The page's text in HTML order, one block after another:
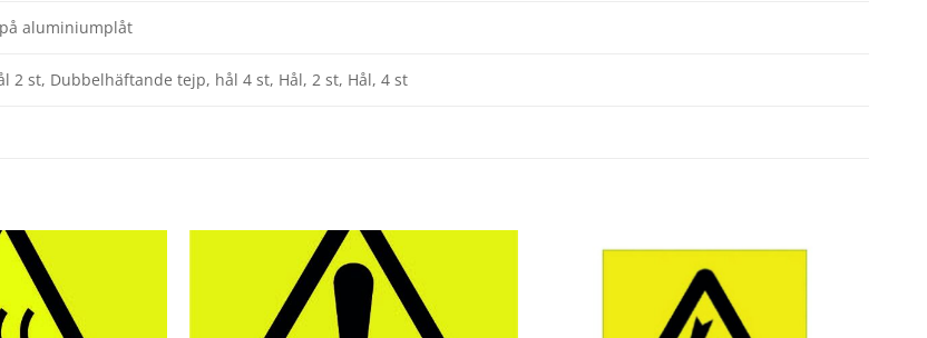
aluminiumplåt
st, Dubbelhäftande tejp, hål 4 st, Hål, 2 st, Hål, 4 st